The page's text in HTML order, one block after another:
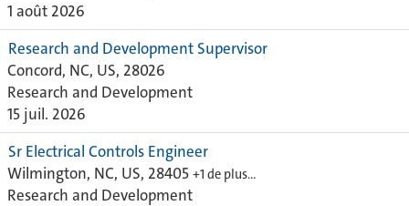
1 août 2026
Research and Development Supervisor
Concord, NC, US, 28026
Research and Development
15 juil. 2026
Sr Electrical Controls Engineer
Wilmington, NC, US, 28405 +1 de plus…
Research and Development